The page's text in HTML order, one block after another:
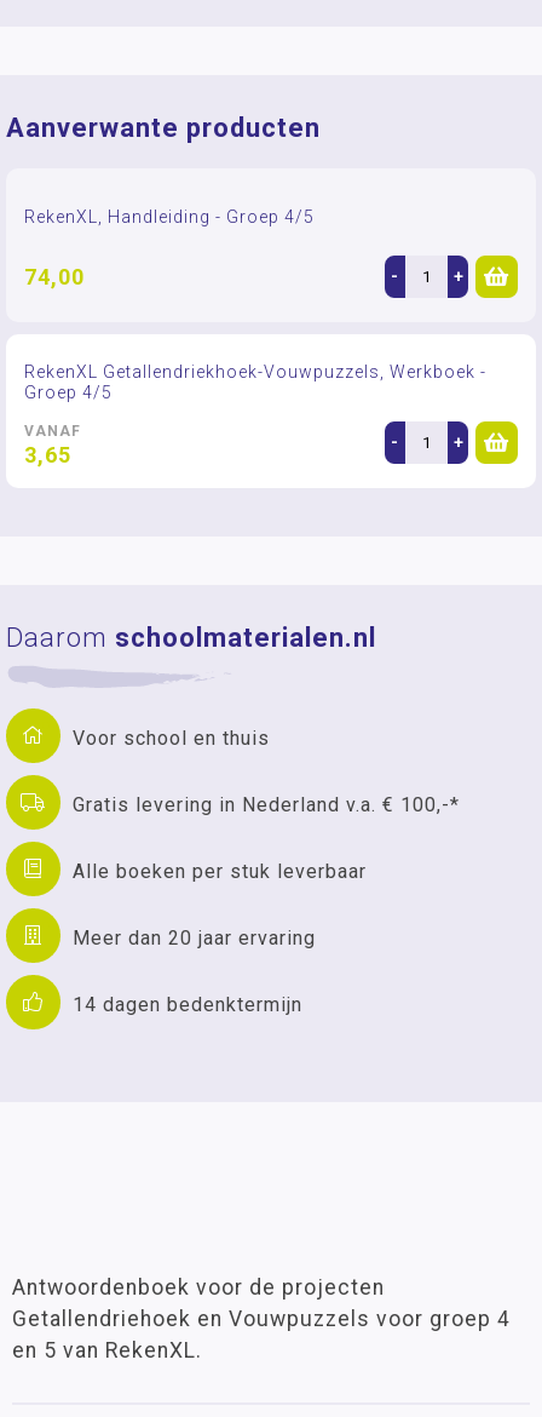
Aanverwante producten
RekenXL, Handleiding - Groep 4/5
74,00 - +
RekenXL Getallendriekhoek-Vouwpuzzels, Werkboek -
Groep 4/5
VANAF
3,65 - +
Daarom schoolmaterialen.nl
Voor school en thuis
Gratis levering in Nederland v.a. € 100,-*
Alle boeken per stuk leverbaar
Meer dan 20 jaar ervaring
14 dagen bedenktermijn
Antwoordenboek voor de projecten
Getallendriehoek en Vouwpuzzels voor groep 4
en 5 van RekenXL.